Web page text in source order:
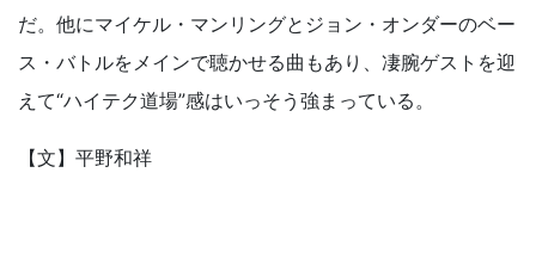
だ。他にマイケル・マンリングとジョン・オンダーのベー
ス・バトルをメインで聴かせる曲もあり、凄腕ゲストを迎
えて“ハイテク道場”感はいっそう強まっている。
【文】平野和祥